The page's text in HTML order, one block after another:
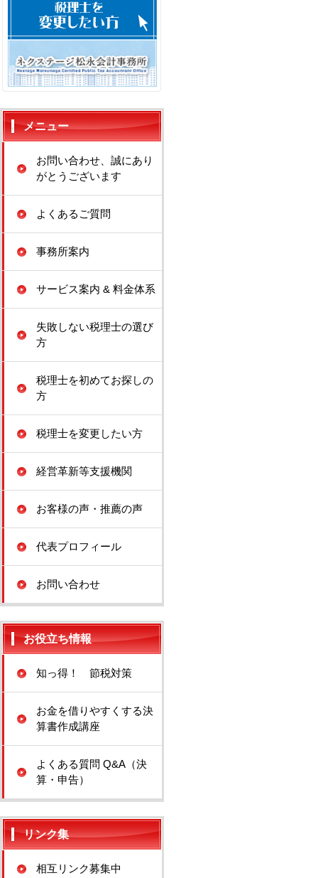
メニュー
お問い合わせ、誠にあり
がとうございます
よくあるご質問
事務所案内
サービス案内 & 料金体系
失敗しない税理士の選び
方
税理士を初めてお探しの
方
税理士を変更したい方
経営革新等支援機関
お客様の声・推薦の声
代表プロフィール
お問い合わせ
お役立ち情報
知っ得！ 節税対策
お金を借りやすくする決
算書作成講座
よくある質問 Q&A（決
算・申告）
リンク集
相互リンク募集中